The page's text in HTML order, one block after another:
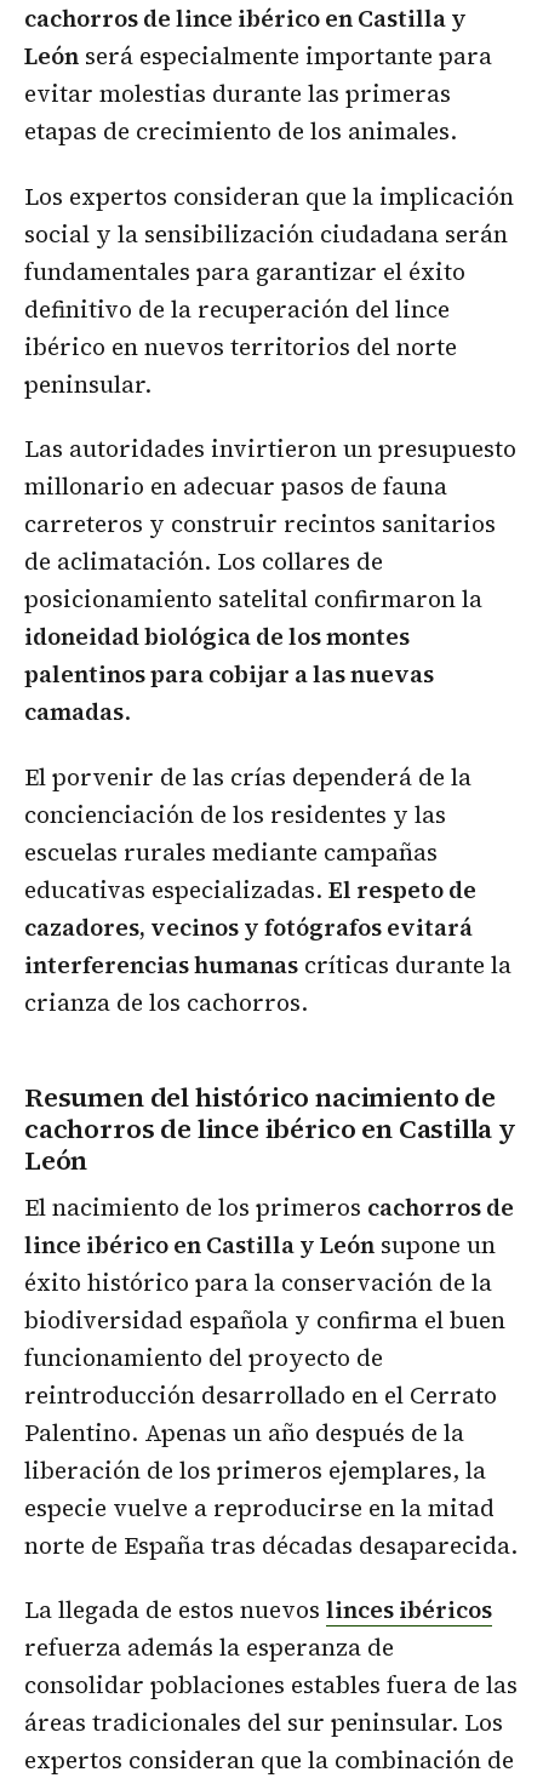
cachorros de lince ibérico en Castilla y
León será especialmente importante para
evitar molestias durante las primeras
etapas de crecimiento de los animales.
Los expertos consideran que la implicación
social y la sensibilización ciudadana serán
fundamentales para garantizar el éxito
definitivo de la recuperación del lince
ibérico en nuevos territorios del norte
peninsular.
Las autoridades invirtieron un presupuesto
millonario en adecuar pasos de fauna
carreteros y construir recintos sanitarios
de aclimatación. Los collares de
posicionamiento satelital confirmaron la
idoneidad biológica de los montes
palentinos para cobijar a las nuevas
camadas.
El porvenir de las crías dependerá de la
concienciación de los residentes y las
escuelas rurales mediante campañas
educativas especializadas. El respeto de
cazadores, vecinos y fotógrafos evitará
interferencias humanas críticas durante la
crianza de los cachorros.
Resumen del histórico nacimiento de
cachorros de lince ibérico en Castilla y
León
El nacimiento de los primeros cachorros de
lince ibérico en Castilla y León supone un
éxito histórico para la conservación de la
biodiversidad española y confirma el buen
funcionamiento del proyecto de
reintroducción desarrollado en el Cerrato
Palentino. Apenas un año después de la
liberación de los primeros ejemplares, la
especie vuelve a reproducirse en la mitad
norte de España tras décadas desaparecida.
La llegada de estos nuevos linces ibéricos
refuerza además la esperanza de
consolidar poblaciones estables fuera de las
áreas tradicionales del sur peninsular. Los
expertos consideran que la combinación de